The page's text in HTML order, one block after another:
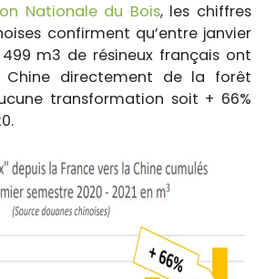
Nationale du Bois, les chiffres
confirment qu’entre janvier
m3 de résineux français ont
Chine directement de la forêt
transformation soit + 66%